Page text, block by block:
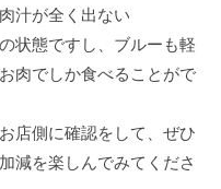
汁が全く出ない
状態ですし、ブルーも軽
肉でしか食べることがで
店側に確認をして、ぜひ
減を楽しんでみてくださ